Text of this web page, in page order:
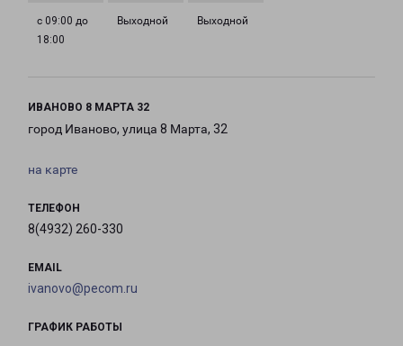
с 09:00 до
18:00
Выходной Выходной
ИВАНОВО 8 МАРТА 32
город Иваново, улица 8 Марта, 32
на карте
ТЕЛЕФОН
8(4932) 260-330
EMAIL
ivanovo@pecom.ru
ГРАФИК РАБОТЫ